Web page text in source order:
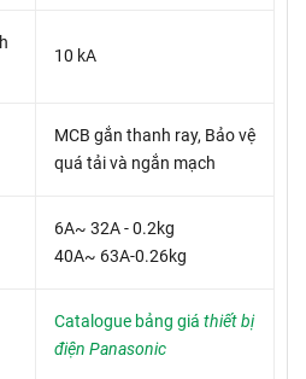
10 kA
MCB gắn thanh ray, Bảo vệ
quá tải và ngắn mạch
6A~ 32A - 0.2kg
40A~ 63A-0.26kg
Catalogue bảng giá thiết bị
điện Panasonic